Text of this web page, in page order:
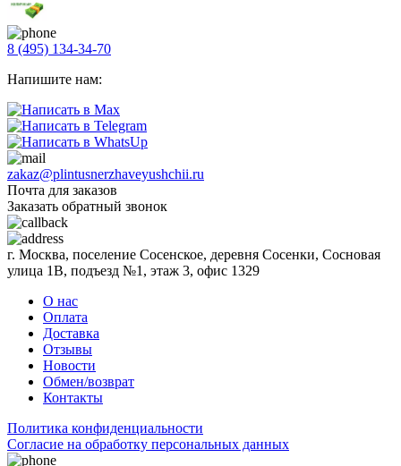
8 (495) 134-34-70
Напишите нам:
zakaz@plintusnerzhaveyushchii.ru
Почта для заказов
Заказать обратный звонок
г. Москва, поселение Сосенское, деревня Сосенки, Сосновая
улица 1В, подъезд №1, этаж 3, офис 1329
О нас
Оплата
Доставка
Отзывы
Новости
Обмен/возврат
Контакты
Политика конфиденциальности
Согласиe на обработку персональных данных